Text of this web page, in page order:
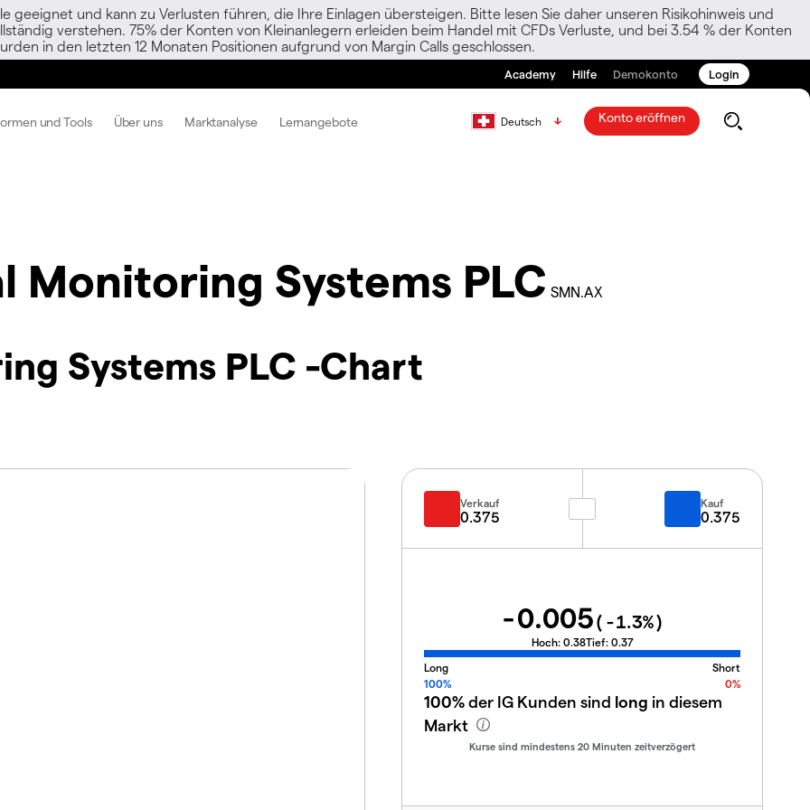
geeignet und kann zu Verlusten führen, die Ihre Einlagen übersteigen. Bitte lesen Sie daher unseren Risikohinweis und
verstehen. 75% der Konten von Kleinanlegern erleiden beim Handel mit CFDs Verluste, und bei 3.54 % der Konten
in den letzten 12 Monaten Positionen aufgrund von Margin Calls geschlossen.
Academy Hilfe Demokonto Login
und Tools Über uns Marktanalyse Lernangebote Deutsch Konto eröffnen
Monitoring Systems PLC SMN.AX
Systems PLC -Chart
Verkauf
0.375
Kauf
0.375
-0.005( -1.3%)
Hoch: 0.38Tief: 0.37
Long
Short
100%
0%
100%der IG Kunden sind long in diesem
Markt
Kurse sind mindestens 20 Minuten zeitverzögert